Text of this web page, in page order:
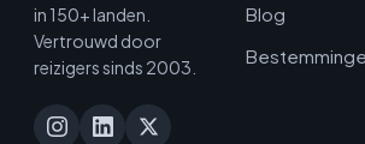
in 150+ landen.
Vertrouwd door
reizigers sinds 2003.
Blog